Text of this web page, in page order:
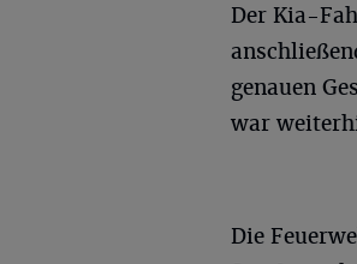
Der Kia-
genauen
war
Die